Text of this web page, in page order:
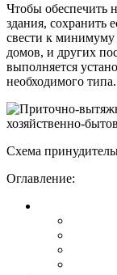
Чтобы обеспечить
здания, сохранить
свести к минимуму
домов, и других
выполняется
необходимого типа.
Схема
Оглавление: